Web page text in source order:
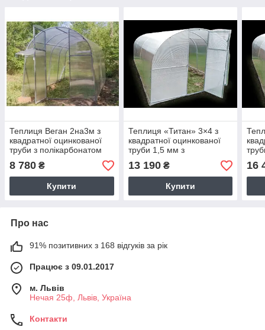
Теплиця Веган 2на3м з
квадратної оцинкованої
труби з полікарбонатом
Soton 4 мм
8 780 ₴
Купити
Теплиця «Титан» 3×4 з
квадратної оцинкованої
труби 1,5 мм з
полікарбонатом Soton 4
мм
13 190₴
Купити
мм
16
Про нас
91% позитивних з 168 відгуків за рік
Працює з 09.01.2017
м. Львів
Нечая 25ф, Львів, Україна
Контакти